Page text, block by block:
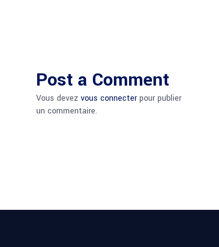
Post a Comment
Vous devez vous connecterpour publier
un commentaire.